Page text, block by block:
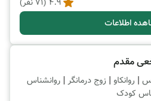
اطلاعات
مقدم
| روانکاو | زوج درمانگر | روانشناس
کودک